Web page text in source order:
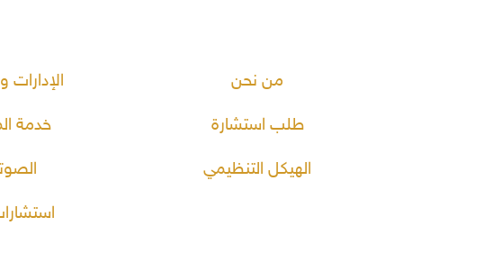
من نحن
طلب استشارة
الهيكل التنظيمي
الإدارات
خدمة